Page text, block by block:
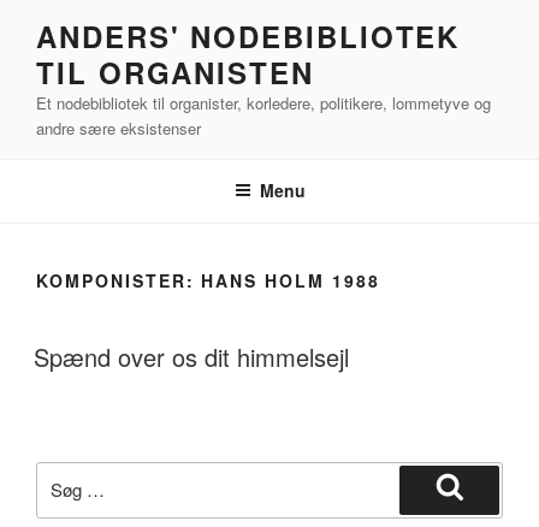
indhold
ANDERS' NODEBIBLIOTEK
TIL ORGANISTEN
Et nodebibliotek til organister, korledere, politikere, lommetyve og
andre sære eksistenser
Menu
KOMPONISTER: HANS HOLM 1988
Spænd over os dit himmelsejl
efter:
Søg